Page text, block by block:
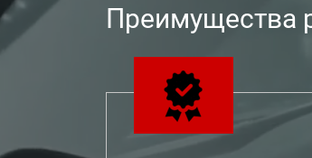
Преимущества